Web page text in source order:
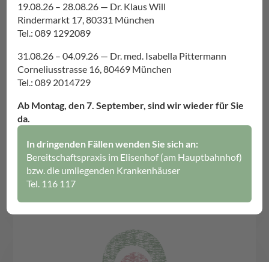
Wechseljahre und
Anti-Aging
19.08.26 – 28.08.26 — Dr. Klaus Will
Rindermarkt 17, 80331 München
Tel.: 089 1292089
31.08.26 – 04.09.26 — Dr. med. Isabella Pittermann
Corneliusstrasse 16, 80469 München
Tel.: 089 2014729
Ab Montag, den 7. September, sind wir wieder für Sie
da.
In dringenden Fällen wenden Sie sich an:
Bereitschaftspraxis im Elisenhof (am Hauptbahnhof)
bzw. die umliegenden Krankenhäuser
Tel. 116 117